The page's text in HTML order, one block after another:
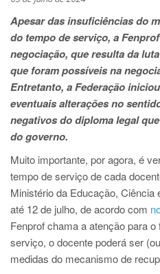
Apesar das insuficiências do
do tempo de serviço, a
negociação, que resulta da
que foram possíveis na
Entretanto, a Federação
eventuais alterações no
negativos do diploma legal
do governo.
Muito importante, por agora, é
tempo de serviço de cada
Ministério da Educação,
até 12 de julho, de acordo com
Fenprof chama a atenção para
serviço, o docente poderá ser
medidas do mecanismo de